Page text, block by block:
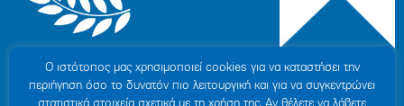
Ο ιστότοπoς μας χρησιμοποιεί cookies για να καταστήσει την
περιήγηση όσο το δυνατόν πιο λειτουργική και για να συγκεντρώνει